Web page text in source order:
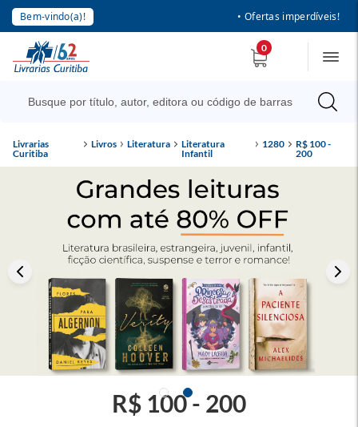
Bem-vindo(a)! • Ofertas imperdíveis!
0
Livrarias
Curitiba
Livros Literatura
Literatura
Infantil
1280
R$ 100 -
200
R$ 100 - 200